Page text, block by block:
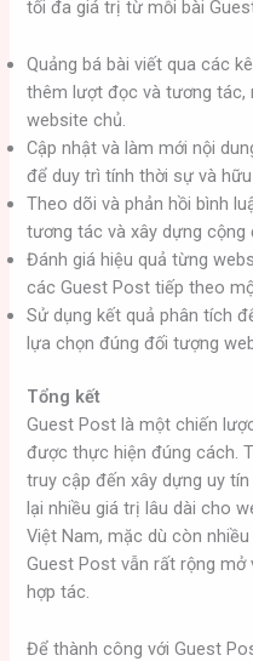
tối đa giá trị từ mỗi bài
Quảng bá bài viết qua các
thêm lượt đọc và tương tác,
website chủ.
Cập nhật và làm mới nội
để duy trì tính thời sự và
Theo dõi và phản hồi bình
tương tác và xây dựng cộng
Đánh giá hiệu quả từng
các Guest Post tiếp theo
Sử dụng kết quả phân tích
lựa chọn đúng đối tượng
Tổng kết
Guest Post là một chiến
được thực hiện đúng cách.
truy cập đến xây dựng uy
lại nhiều giá trị lâu dài cho
Việt Nam, mặc dù còn
Guest Post vẫn rất rộng mở
hợp tác.
Để thành công với Guest